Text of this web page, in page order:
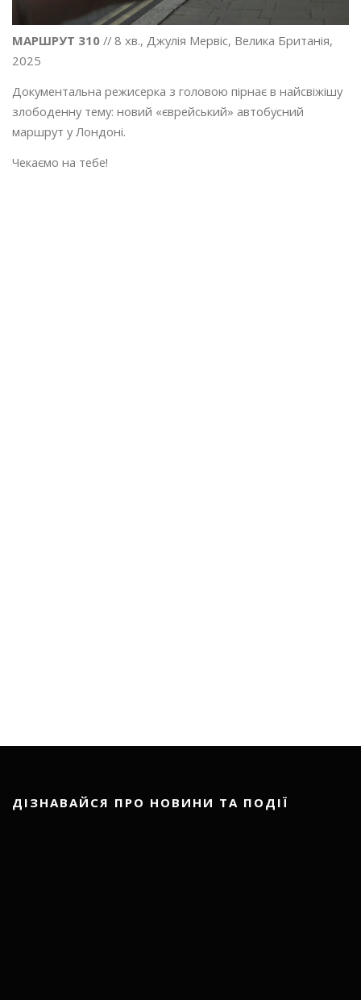
МАРШРУТ 310 // 8 хв., Джулія Мервіс, Велика Британія,
2025
Документальна режисерка з головою пірнає в найсвіжішу
злободенну тему: новий «єврейський» автобусний
маршрут у Лондоні.
Чекаємо на тебе!
ДІЗНАВАЙСЯ ПРО НОВИНИ ТА ПОДІЇ